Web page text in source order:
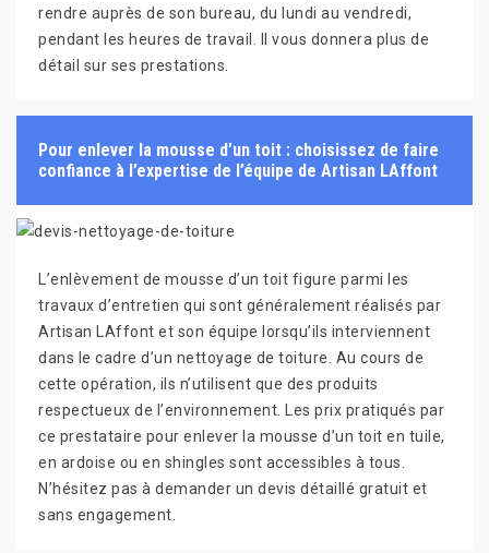
rendre auprès de son bureau, du lundi au vendredi,
pendant les heures de travail. Il vous donnera plus de
détail sur ses prestations.
Pour enlever la mousse d’un toit : choisissez de faire
confiance à l’expertise de l’équipe de Artisan LAffont
L’enlèvement de mousse d’un toit figure parmi les
travaux d’entretien qui sont généralement réalisés par
Artisan LAffont et son équipe lorsqu’ils interviennent
dans le cadre d’un nettoyage de toiture. Au cours de
cette opération, ils n’utilisent que des produits
respectueux de l’environnement. Les prix pratiqués par
ce prestataire pour enlever la mousse d’un toit en tuile,
en ardoise ou en shingles sont accessibles à tous.
N’hésitez pas à demander un devis détaillé gratuit et
sans engagement.